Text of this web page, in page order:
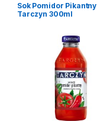
Sok Pomidor Pikantny
Tarczyn 300ml